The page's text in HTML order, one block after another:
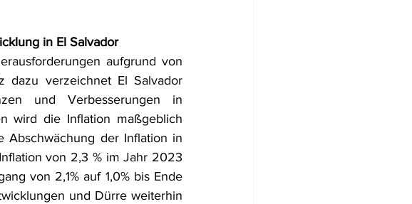
in El Salvador
aufgrund von
dazu verzeichnet El Salvador
und Verbesserungen in
wird die Inflation maßgeblich
Abschwächung der Inflation in
von 2,3 % im Jahr 2023
von 2,1% auf 1,0% bis Ende
und Dürre weiterhin